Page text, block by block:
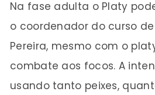
Na fase adulta o Platy
o coordenador do curso
Pereira, mesmo com o
combate aos focos. A
usando tanto peixes,